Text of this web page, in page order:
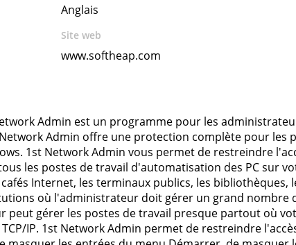
Anglais
Site web
www.softheap.com
Admin est un programme pour les
Admin offre une protection complète pour les
1st Network Admin vous permet de restreindre
les postes de travail d'automatisation des PC sur
Internet, les terminaux publics, les bibliothèques,
où l'administrateur doit gérer un grand nombre
peut gérer les postes de travail presque partout où
IP. 1st Network Admin permet de restreindre